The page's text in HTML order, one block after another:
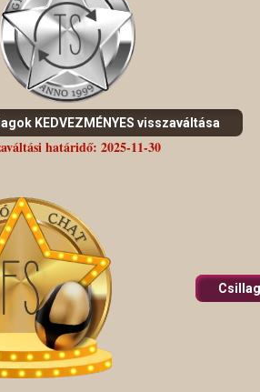
KEDVEZMÉNYES visszaváltása
határidő: 2025-11-30